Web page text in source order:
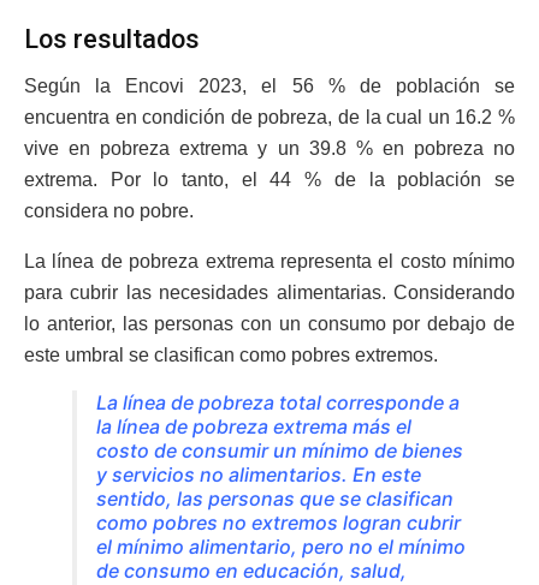
Los resultados
Según la Encovi 2023, el 56 % de población se
encuentra en condición de pobreza, de la cual un 16.2 %
vive en pobreza extrema y un 39.8 % en pobreza no
extrema. Por lo tanto, el 44 % de la población se
considera no pobre.
La línea de pobreza extrema representa el costo mínimo
para cubrir las necesidades alimentarias. Considerando
lo anterior, las personas con un consumo por debajo de
este umbral se clasifican como pobres extremos.
La línea de pobreza total corresponde a
la línea de pobreza extrema más el
costo de consumir un mínimo de bienes
y servicios no alimentarios. En este
sentido, las personas que se clasifican
como pobres no extremos logran cubrir
el mínimo alimentario, pero no el mínimo
de consumo en educación, salud,